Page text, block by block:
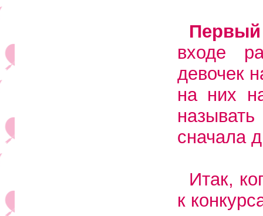
входе
девочек
на них
сначала
Итак,
к